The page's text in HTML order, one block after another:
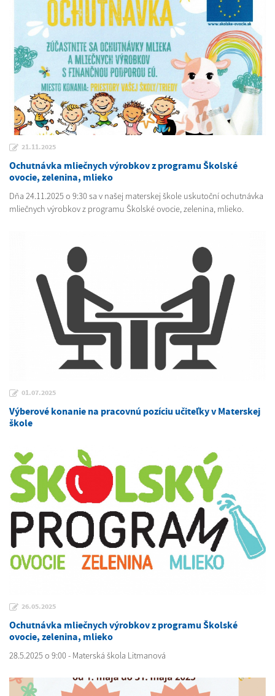
21.11.2025
Ochutnávka mliečnych výrobkov z programu Školské
ovocie, zelenina, mlieko
Dňa 24.11.2025 o 9:30 sa v našej materskej škole uskutoční ochutnávka
mliečnych výrobkov z programu Školské ovocie, zelenina, mlieko.
01.07.2025
Výberové konanie na pracovnú pozíciu učiteľky v Materskej
škole
26.05.2025
Ochutnávka mliečnych výrobkov z programu Školské
ovocie, zelenina, mlieko
28.5.2025 o 9:00 - Materská škola Litmanová